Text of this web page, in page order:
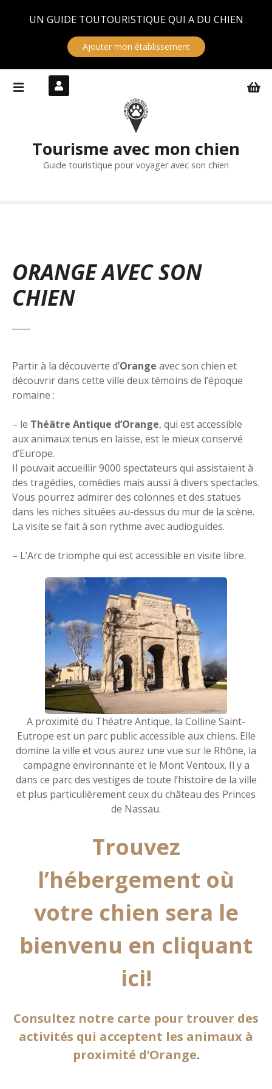
UN GUIDE TOUTOURISTIQUE QUI A DU CHIEN
Ajouter mon établissement
Tourisme avec mon chien
Guide touristique pour voyager avec son chien
ORANGE AVEC SON
CHIEN
Partir à la découverte d’Orange avec son chien et
découvrir dans cette ville deux témoins de l’époque
romaine :
– le Théâtre Antique d’Orange, qui est accessible
aux animaux tenus en laisse, est le mieux conservé
d’Europe.
Il pouvait accueillir 9000 spectateurs qui assistaient à
des tragédies, comédies mais aussi à divers spectacles.
Vous pourrez admirer des colonnes et des statues
dans les niches situées au-dessus du mur de la scène.
La visite se fait à son rythme avec audioguides.
– L’Arc de triomphe qui est accessible en visite libre.
A proximité du Théatre Antique, la Colline Saint-
Eutrope est un parc public accessible aux chiens. Elle
domine la ville et vous aurez une vue sur le Rhône, la
campagne environnante et le Mont Ventoux. Il y a
dans ce parc des vestiges de toute l’histoire de la ville
et plus particulièrement ceux du château des Princes
de Nassau.
Trouvez
l’hébergement où
votre chien sera le
bienvenu en cliquant
ici!
Consultez notre carte pour trouver des
activités qui acceptent les animaux à
proximité d’Orange.